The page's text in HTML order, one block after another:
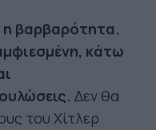
η βαρβαρότητα.
κάτω
Δεν θα
του Χίτλερ